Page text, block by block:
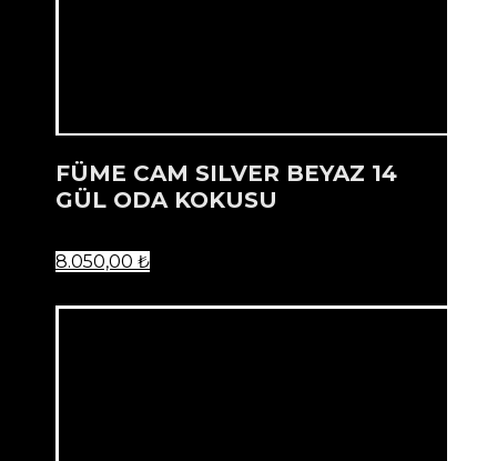
FÜME CAM SILVER BEYAZ 14
GÜL ODA KOKUSU
8.050,00 ₺